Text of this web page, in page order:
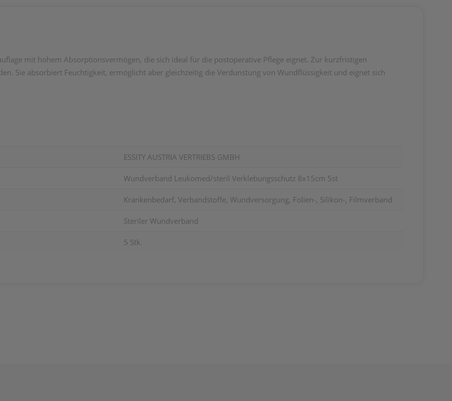
mit hohem Absorptionsvermögen, die sich ideal für die postoperative Pflege eignet. Zur kurzfristigen
Sie absorbiert Feuchtigkeit, ermöglicht aber gleichzeitig die Verdunstung von Wundflüssigkeit und eignet sich
ESSITY AUSTRIA VERTRIEBS GMBH
Wundverband Leukomed/steril Verklebungsschutz 8x15cm 5st
Krankenbedarf, Verbandstoffe, Wundversorgung, Folien-, Silikon-, Filmverband
Steriler Wundverband
5 Stk.